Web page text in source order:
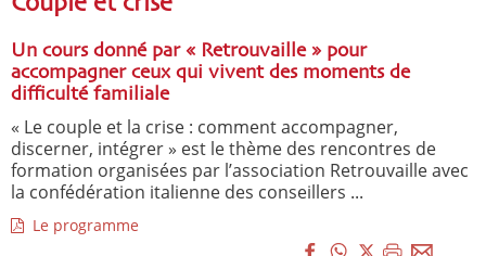
Un cours donné par « Retrouvaille » pour
accompagner ceux qui vivent des moments de
difficulté familiale
« Le couple et la crise : comment accompagner,
discerner, intégrer » est le thème des rencontres de
formation organisées par l’association Retrouvaille avec
la confédération italienne des conseillers ...
Le programme